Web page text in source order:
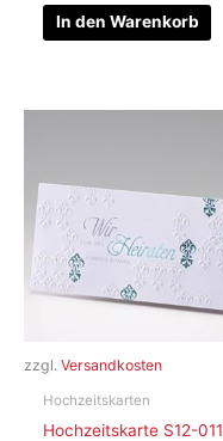
In den Warenkorb
zzgl. Versandkosten
Hochzeitskarten
Hochzeitskarte S12-011